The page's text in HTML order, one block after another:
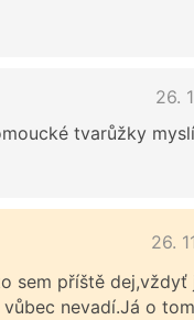
26.
tvarůžky
26.
sem příště dej,vždyť
nevadí.Já o